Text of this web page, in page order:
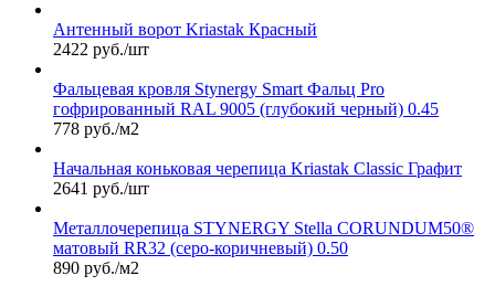
Антенный ворот Kriastak Красный
2422 руб./шт
Фальцевая кровля Stynergy Smart Фальц Pro
гофрированный RAL 9005 (глубокий черный) 0.45
778 руб./м2
Начальная коньковая черепица Kriastak Classic Графит
2641 руб./шт
Металлочерепица STYNERGY Stella CORUNDUM50®
матовый RR32 (серо-коричневый) 0.50
890 руб./м2